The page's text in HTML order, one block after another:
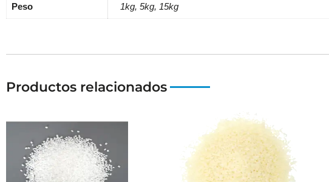
Peso 1kg, 5kg, 15kg
Productos relacionados